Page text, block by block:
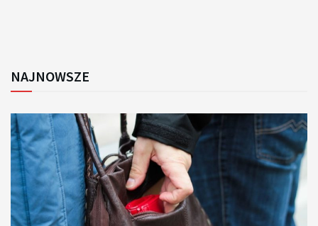
NAJNOWSZE